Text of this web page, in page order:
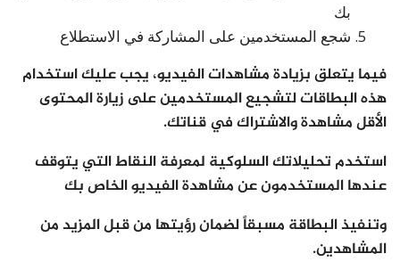
بك
شجع المستخدمين على المشاركة في الاستطلاع
فيما يتعلق بزيادة مشاهدات الفيديو، يجب عليك استخدام
هذه البطاقات لتشجيع المستخدمين على زيارة المحتوى
الأقل مشاهدة والاشتراك في قناتك.
استخدم تحليلاتك السلوكية لمعرفة النقاط التي يتوقف
عندها المستخدمون عن مشاهدة الفيديو الخاص بك
وتنفيذ البطاقة مسبقاً لضمان رؤيتها من قبل المزيد من
المشاهدين.